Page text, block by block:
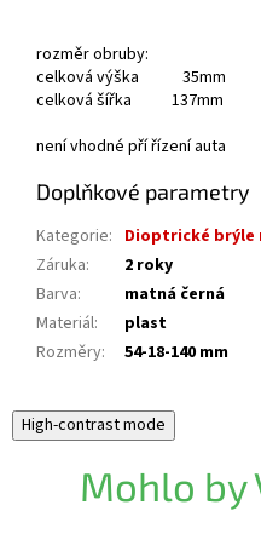
rozměr obruby:
celková výška 35mm
celková šířka 137mm
není vhodné pří řízení auta
Doplňkové parametry
Kategorie: Dioptrické brýle
Záruka:
2 roky
Barva:
matná černá
Materiál:
plast
Rozměry: 54-18-140 mm
High-contrast mode
Mohlo by